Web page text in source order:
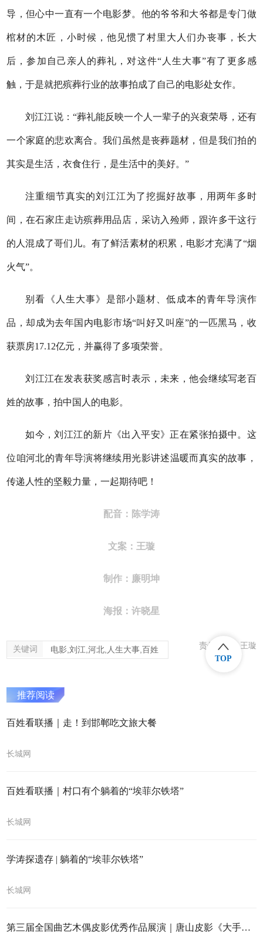
导，但心中一直有一个电影梦。他的爷爷和大爷都是专门做
棺材的木匠，小时候，他见惯了村里大人们办丧事，长大
后，参加自己亲人的葬礼，对这件“人生大事”有了更多感
触，于是就把殡葬行业的故事拍成了自己的电影处女作。
刘江江说：“葬礼能反映一个人一辈子的兴衰荣辱，还有
一个家庭的悲欢离合。我们虽然是丧葬题材，但是我们拍的
其实是生活，衣食住行，是生活中的美好。”
注重细节真实的刘江江为了挖掘好故事，用两年多时
间，在石家庄走访殡葬用品店，采访入殓师，跟许多干这行
的人混成了哥们儿。有了鲜活素材的积累，电影才充满了“烟
火气”。
别看《人生大事》是部小题材、低成本的青年导演作
品，却成为去年国内电影市场“叫好又叫座”的一匹黑马，收
获票房17.12亿元，并赢得了多项荣誉。
刘江江在发表获奖感言时表示，未来，他会继续写老百
姓的故事，拍中国人的电影。
如今，刘江江的新片《出入平安》正在紧张拍摄中。这
位咱河北的青年导演将继续用光影讲述温暖而真实的故事，
传递人性的坚毅力量，一起期待吧！
配音：陈学涛
文案：王璇
制作：廉明坤
海报：许晓星
关键词 电影,刘江,河北,人生大事,百姓 责任编辑：王璇
推荐阅读
百姓看联播｜走！到邯郸吃文旅大餐
长城网
百姓看联播｜村口有个躺着的“埃菲尔铁塔”
长城网
学涛探遗存 | 躺着的“埃菲尔铁塔”
长城网
第三届全国曲艺木偶皮影优秀作品展演｜唐山皮影《大手厮漫游远古》与您相约古城邯郸
TOP